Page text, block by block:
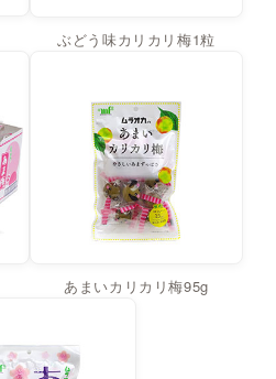
ぶどう味カリカリ梅1粒
あまいカリカリ梅95g